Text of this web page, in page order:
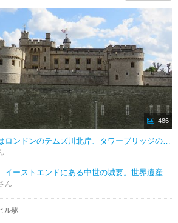
486
ロンドン塔はロンドンのテムズ川北岸、タワーブリッジの近くにあります。その城は、ウィリアム1世が原住民を鎮圧し、ロンドン市を防衛するために建設したもので、1087年に着工し、20年の歳月を費やした、典型的な中世イギリスの城で
テムズ川岸、イーストエンドにある中世の城要。世界遺産です。ロンドン塔は監獄でもあり、多くの人が処刑された事で知られる塔です。中でも印象的だったのが、「ジェーン・グレイ」で有力貴族の思惑で女王に据えられたが、わずか9日で廃位
ル駅